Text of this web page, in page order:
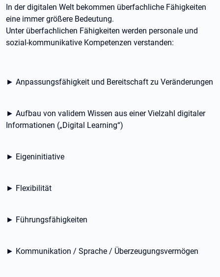
In der digitalen Welt bekommen überfachliche Fähigkeiten
eine immer größere Bedeutung.
Unter überfachlichen Fähigkeiten werden personale und
sozial-kommunikative Kompetenzen verstanden:
► Anpassungsfähigkeit und Bereitschaft zu Veränderungen
► Aufbau von validem Wissen aus einer Vielzahl digitaler
Informationen („Digital Learning“)
► Eigeninitiative
► Flexibilität
► Führungsfähigkeiten
► Kommunikation / Sprache / Überzeugungsvermögen